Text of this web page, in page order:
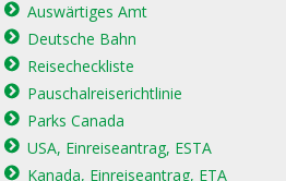
Auswärtiges Amt
Deutsche Bahn
Reisecheckliste
Pauschalreiserichtlinie
Parks Canada
USA, Einreiseantrag, ESTA
Kanada, Einreiseantrag, ETA